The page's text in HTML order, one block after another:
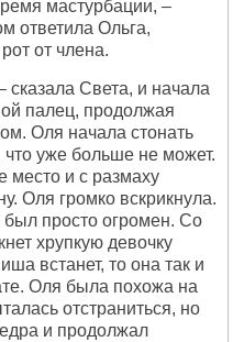
мастурбации, –
ответила Ольга,
от члена.
Света, и начала
палец, продолжая
Оля начала стонать
уже больше не может.
место и с размаху
Оля громко вскрикнула.
просто огромен. Со
хрупкую девочку
встанет, то она так и
Оля была похожа на
отстраниться, но
и продолжал